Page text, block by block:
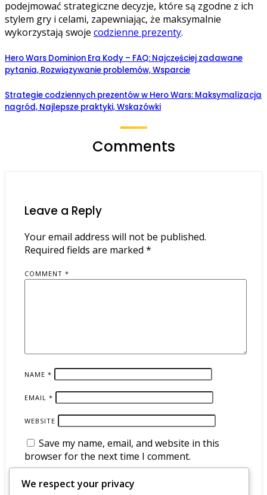
podejmować strategiczne decyzje, które są zgodne z ich
stylem gry i celami, zapewniając, że maksymalnie
wykorzystają swoje codzienne prezenty.
Hero Wars Dominion Era Kody – FAQ: Najczęściej zadawane
pytania, Rozwiązywanie problemów, Wsparcie
Strategie codziennych prezentów w Hero Wars: Maksymalizacja
nagród, Najlepsze praktyki, Wskazówki
Comments
Leave a Reply
Your email address will not be published.
Required fields are marked *
COMMENT *
NAME *
EMAIL *
WEBSITE
Save my name, email, and website in this
browser for the next time I comment.
We respect your privacy